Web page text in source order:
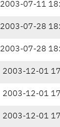
2003-07-11
2003-07-28
2003-07-28
2003-12-01
2003-12-01
2003-12-01